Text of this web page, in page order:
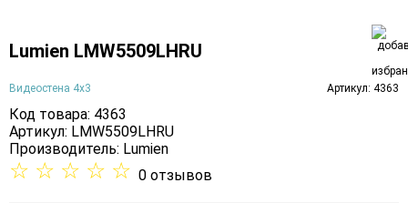
Lumien LMW5509LHRU
Видеостена 4х3 Артикул: 4363
Код товара: 4363
Артикул: LMW5509LHRU
Производитель: Lumien
☆ ☆ ☆ ☆ ☆ 0 отзывов